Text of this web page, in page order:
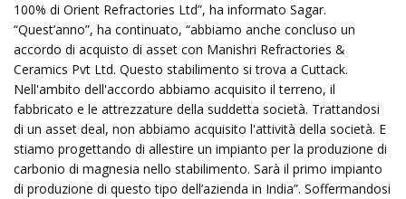
100% di Orient Refractories Ltd”, ha informato Sagar.
“Quest’anno”, ha continuato, “abbiamo anche concluso un
accordo di acquisto di asset con Manishri Refractories &
Ceramics Pvt Ltd. Questo stabilimento si trova a Cuttack.
Nell'ambito dell'accordo abbiamo acquisito il terreno, il
fabbricato e le attrezzature della suddetta società. Trattandosi
di un asset deal, non abbiamo acquisito l'attività della società. E
stiamo progettando di allestire un impianto per la produzione di
carbonio di magnesia nello stabilimento. Sarà il primo impianto
di produzione di questo tipo dell’azienda in India”. Soffermandosi